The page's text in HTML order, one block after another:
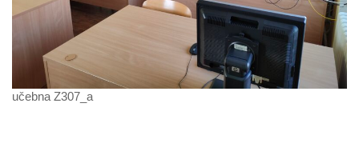
učebna Z307_a